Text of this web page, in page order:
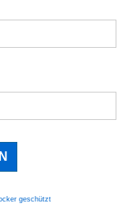
geschützt